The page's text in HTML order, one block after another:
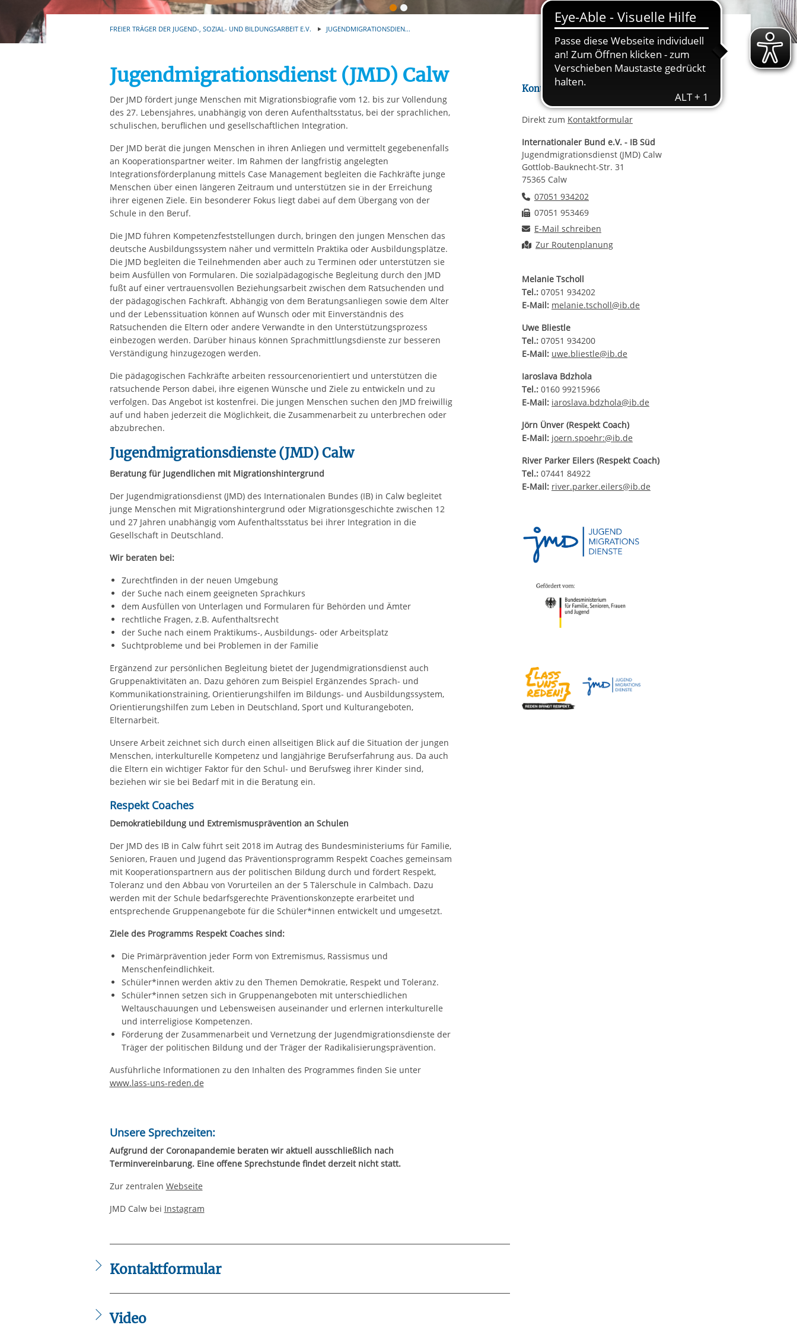
Ihre etwaige Einwilligung erstreckt sich nicht auf notwendige Cookies, die erforderlich zur Bereitstellung
der von Ihnen aufgerufenen und somit gewünschten Website-Funktionen sind. Diese Cookies setzen wir
aufgrund berechtigter Interessen und daher unabhängig von einer Einwilligung.
Automatische Wiedergabe starten/stoppen
FREIER TRÄGER DER JUGEND-, SOZIAL- UND BILDUNGSARBEIT E.V. JUGENDMIGRATIONSDIEN...
Jugendmigrationsdienst (JMD) Calw
Der JMD fördert junge Menschen mit Migrationsbiografie vom 12. bis zur Vollendung
des 27. Lebensjahres, unabhängig von deren Aufenthaltsstatus, bei der sprachlichen,
schulischen, beruflichen und gesellschaftlichen Integration.
Der JMD berät die jungen Menschen in ihren Anliegen und vermittelt gegebenenfalls
an Kooperationspartner weiter. Im Rahmen der langfristig angelegten
Integrationsförderplanung mittels Case Management begleiten die Fachkräfte junge
Menschen über einen längeren Zeitraum und unterstützen sie in der Erreichung
ihrer eigenen Ziele. Ein besonderer Fokus liegt dabei auf dem Übergang von der
Schule in den Beruf.
Die JMD führen Kompetenzfeststellungen durch, bringen den jungen Menschen das
deutsche Ausbildungssystem näher und vermitteln Praktika oder Ausbildungsplätze.
Die JMD begleiten die Teilnehmenden aber auch zu Terminen oder unterstützen sie
beim Ausfüllen von Formularen. Die sozialpädagogische Begleitung durch den JMD
fußt auf einer vertrauensvollen Beziehungsarbeit zwischen dem Ratsuchenden und
der pädagogischen Fachkraft. Abhängig von dem Beratungsanliegen sowie dem Alter
und der Lebenssituation können auf Wunsch oder mit Einverständnis des
Ratsuchenden die Eltern oder andere Verwandte in den Unterstützungsprozess
einbezogen werden. Darüber hinaus können Sprachmittlungsdienste zur besseren
Verständigung hinzugezogen werden.
Die pädagogischen Fachkräfte arbeiten ressourcenorientiert und unterstützen die
ratsuchende Person dabei, ihre eigenen Wünsche und Ziele zu entwickeln und zu
verfolgen. Das Angebot ist kostenfrei. Die jungen Menschen suchen den JMD freiwillig
auf und haben jederzeit die Möglichkeit, die Zusammenarbeit zu unterbrechen oder
abzubrechen.
Jugendmigrationsdienste (JMD) Calw
Beratung für Jugendlichen mit Migrationshintergrund
Der Jugendmigrationsdienst (JMD) des Internationalen Bundes (IB) in Calw begleitet
junge Menschen mit Migrationshintergrund oder Migrationsgeschichte zwischen 12
und 27 Jahren unabhängig vom Aufenthaltsstatus bei ihrer Integration in die
Gesellschaft in Deutschland.
Wir beraten bei:
Zurechtfinden in der neuen Umgebung
der Suche nach einem geeigneten Sprachkurs
dem Ausfüllen von Unterlagen und Formularen für Behörden und Ämter
rechtliche Fragen, z.B. Aufenthaltsrecht
der Suche nach einem Praktikums-, Ausbildungs- oder Arbeitsplatz
Suchtprobleme und bei Problemen in der Familie
Ergänzend zur persönlichen Begleitung bietet der Jugendmigrationsdienst auch
Gruppenaktivitäten an. Dazu gehören zum Beispiel Ergänzendes Sprach- und
Kommunikationstraining, Orientierungshilfen im Bildungs- und Ausbildungssystem,
Orientierungshilfen zum Leben in Deutschland, Sport und Kulturangeboten,
Elternarbeit.
Unsere Arbeit zeichnet sich durch einen allseitigen Blick auf die Situation der jungen
Menschen, interkulturelle Kompetenz und langjährige Berufserfahrung aus. Da auch
die Eltern ein wichtiger Faktor für den Schul- und Berufsweg ihrer Kinder sind,
beziehen wir sie bei Bedarf mit in die Beratung ein.
Respekt Coaches
Demokratiebildung und Extremismusprävention an Schulen
Der JMD des IB in Calw führt seit 2018 im Autrag des Bundesministeriums für Familie,
Senioren, Frauen und Jugend das Präventionsprogramm Respekt Coaches gemeinsam
mit Kooperationspartnern aus der politischen Bildung durch und fördert Respekt,
Toleranz und den Abbau von Vorurteilen an der 5 Tälerschule in Calmbach. Dazu
werden mit der Schule bedarfsgerechte Präventionskonzepte erarbeitet und
entsprechende Gruppenangebote für die Schüler*innen entwickelt und umgesetzt.
Ziele des Programms Respekt Coaches sind:
Die Primärprävention jeder Form von Extremismus, Rassismus und
Menschenfeindlichkeit.
Schüler*innen werden aktiv zu den Themen Demokratie, Respekt und Toleranz.
Schüler*innen setzen sich in Gruppenangeboten mit unterschiedlichen
Weltauschauungen und Lebensweisen auseinander und erlernen interkulturelle
und interreligiose Kompetenzen.
Förderung der Zusammenarbeit und Vernetzung der Jugendmigrationsdienste der
Träger der politischen Bildung und der Träger der Radikalisierungsprävention.
Ausführliche Informationen zu den Inhalten des Programmes finden Sie unter
www.lass-uns-reden.de
Unsere Sprechzeiten:
Aufgrund der Coronapandemie beraten wir aktuell ausschließlich nach
Terminvereinbarung. Eine offene Sprechstunde findet derzeit nicht statt.
Zur zentralen Webseite
JMD Calw bei Instagram
Kontaktformular
Anrede*
Video
Kontakt
Direkt zum Kontaktformular
Internationaler Bund e.V. - IB Süd
Jugendmigrationsdienst (JMD) Calw
Gottlob-Bauknecht-Str. 31
75365 Calw
Telefonnummer
07051 934202
Faxnummer
07051 953469
E-Mail an Jugendmigrationsdienst (JMD) Calw
E-Mail schreiben
Route planen
Zur Routenplanung
Melanie Tscholl
Tel.: 07051 934202
E-Mail: melanie.tscholl@ib.de
Uwe Bliestle
Tel.: 07051 934200
E-Mail: uwe.bliestle@ib.de
Iaroslava Bdzhola
Tel.: 0160 99215966
E-Mail: iaroslava.bdzhola@ib.de
Jörn Ünver (Respekt Coach)
E-Mail: joern.spoehr:@ib.de
River Parker Eilers (Respekt Coach)
Tel.: 07441 84922
E-Mail: river.parker.eilers@ib.de